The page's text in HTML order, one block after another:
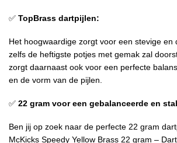
✅ TopBrass dartpijlen:
Het hoogwaardige zorgt voor een stevige en
zelfs de heftigste potjes met gemak zal
zorgt daarnaast ook voor een perfecte
en de vorm van de pijlen.
✅ 22 gram voor een gebalanceerde en
Ben jij op zoek naar de perfecte 22 gram
McKicks Speedy Yellow Brass 22 gram –